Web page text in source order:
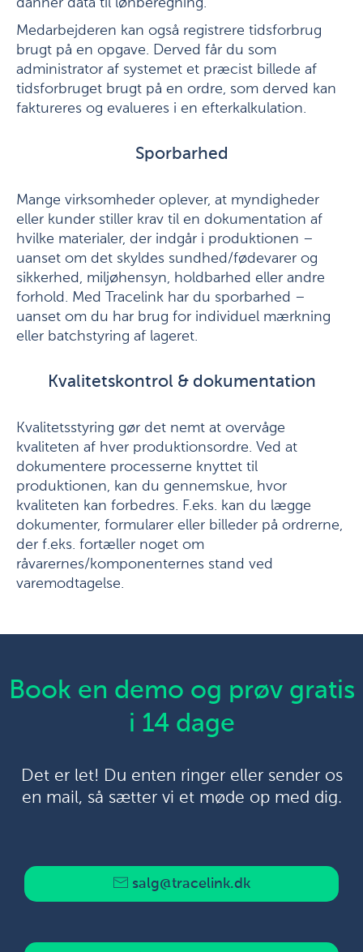
danner data til lønberegning.
Medarbejderen kan også registrere tidsforbrug
brugt på en opgave. Derved får du som
administrator af systemet et præcist billede af
tidsforbruget brugt på en ordre, som derved kan
faktureres og evalueres i en efterkalkulation.
Sporbarhed
Mange virksomheder oplever, at myndigheder
eller kunder stiller krav til en dokumentation af
hvilke materialer, der indgår i produktionen –
uanset om det skyldes sundhed/fødevarer og
sikkerhed, miljøhensyn, holdbarhed eller andre
forhold. Med Tracelink har du sporbarhed –
uanset om du har brug for individuel mærkning
eller batchstyring af lageret.
Kvalitetskontrol & dokumentation
Kvalitetsstyring gør det nemt at overvåge
kvaliteten af hver produktionsordre. Ved at
dokumentere processerne knyttet til
produktionen, kan du gennemskue, hvor
kvaliteten kan forbedres. F.eks. kan du lægge
dokumenter, formularer eller billeder på ordrerne,
der f.eks. fortæller noget om
råvarernes/komponenternes stand ved
varemodtagelse.
Book en demo og prøv gratis
i 14 dage
Det er let! Du enten ringer eller sender os
en mail, så sætter vi et møde op med dig.
salg@tracelink.dk